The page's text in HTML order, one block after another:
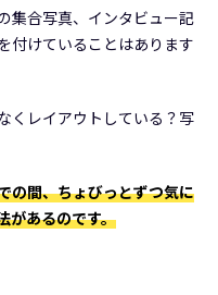
集合写真、インタビュー記
付けていることはあります
くレイアウトしている？写
の間、ちょびっとずつ気に
があるのです。